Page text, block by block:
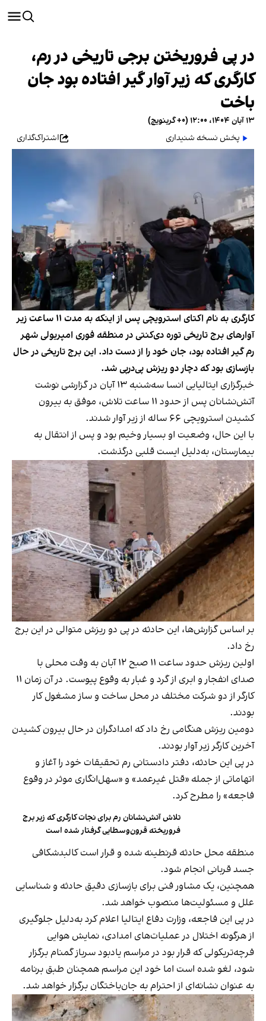
در پی فروریختن برجی تاریخی در رم،
کارگری که زیر آوار گیر افتاده بود جان
باخت
۱۳ آبان ۱۴۰۴، ۱۲:۰۰ (‎+۰ گرینویچ)
پخش نسخه شنیداری
اشتراک‌گذاری
کارگری به نام اکتای استرویچی پس از اینکه به مدت ۱۱ ساعت زیر
آوارهای برج تاریخی توره دی‌کنتی در منطقه فوری امپریولی شهر
رم گیر افتاده بود، جان خود را از دست داد. این برج تاریخی در حال
بازسازی بود که دچار دو ریزش پی‌در‌پی شد.
خبرگزاری ایتالیایی انسا سه‌شنبه ۱۳ آبان در گزارشی نوشت
آتش‌نشانان پس از حدود ۱۱ ساعت تلاش، موفق به بیرون
کشیدن استرویچی ۶۶ ساله از زیر آوار شدند.
با این حال، وضعیت او بسیار وخیم بود و پس از انتقال به
بیمارستان، به‌دلیل ایست قلبی درگذشت.
بر اساس گزارش‌ها، این حادثه در پی دو ریزش متوالی در این برج
رخ داد.
اولین ریزش حدود ساعت ۱۱ صبح ۱۲ آبان به وقت محلی با
صدای انفجار و ابری از گرد و غبار به وقوع پیوست. در آن زمان ۱۱
کارگر از دو شرکت مختلف در محل ساخت و ساز مشغول کار
بودند.
دومین ریزش هنگامی رخ داد که امدادگران در حال بیرون کشیدن
آخرین کارگر زیر آوار بودند.
در پی این حادثه، دفتر دادستانی رم تحقیقات خود را آغاز و
اتهاماتی از جمله «قتل غیرعمد» و «سهل‌انگاری موثر در وقوع
فاجعه» را مطرح کرد.
تلاش آتش‌نشانان رم برای نجات کارگری که زیر برج
فروریخته قرون‌وسطایی گرفتار شده است
منطقه محل حادثه قرنطینه شده و قرار است کالبدشکافی
جسد قربانی انجام شود.
همچنین، یک مشاور فنی برای بازسازی دقیق حادثه و شناسایی
علل و مسئولیت‌ها منصوب خواهد شد.
در پی این فاجعه، وزارت دفاع ایتالیا اعلام کرد به‌دلیل جلوگیری
از هرگونه اختلال در عملیات‌های امدادی، نمایش هوایی
فرچه‌تریکولی که قرار بود در مراسم یادبود سرباز گمنام برگزار
شود، لغو شده است اما خود این مراسم همچنان طبق برنامه
به عنوان نشانه‌ای از احترام به جان‌باختگان برگزار خواهد شد.